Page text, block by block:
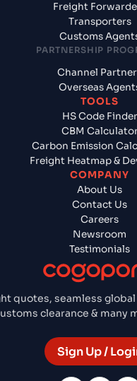
quotes, seamless
clearance &
Sign Up /
Freight
Transporters
Customs
PARTNERSHIP
Channel
Overseas
TOOLS
HS Code Finder
CBM
Carbon Emission
Freight Heatmap &
COMPANY
About Us
Contact Us
Careers
Newsroom
Testimonials